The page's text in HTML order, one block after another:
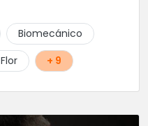
Biomecánico
Flor + 9